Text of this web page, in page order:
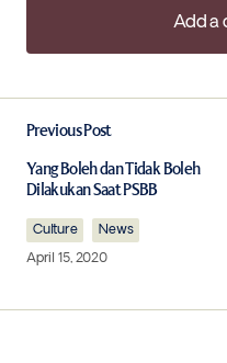
Add a
Add a
Required fields are
Comment
Previous Post
Yang Boleh dan Tidak Boleh
Dilakukan Saat PSBB
Culture
News
April 15, 2020